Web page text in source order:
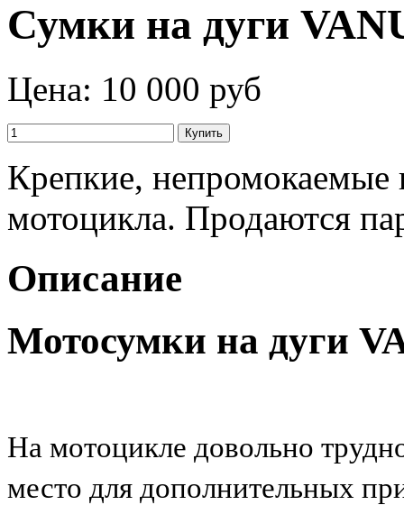
Сумки на дуги
Цена: 10 000 руб
Крепкие, непромокаемые
мотоцикла. Продаются
Описание
Мотосумки на дуги
На мотоцикле довольно
место для дополнительных